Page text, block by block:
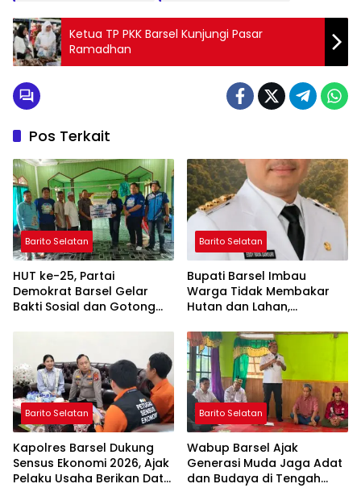
Ketua TP PKK Barsel Kunjungi Pasar
Ramadhan
Pos Terkait
Barito Selatan
HUT ke-25, Partai
Demokrat Barsel Gelar
Bakti Sosial dan Gotong
Ashfiya
Barito Selatan
Bupati Barsel Imbau
Warga Tidak Membakar
Hutan dan Lahan,
Bebas Kabut Asap
Barito Selatan
Kapolres Barsel Dukung
Sensus Ekonomi 2026, Ajak
Pelaku Usaha Berikan Data
Barito Selatan
Wabup Barsel Ajak
Generasi Muda Jaga Adat
dan Budaya di Tengah